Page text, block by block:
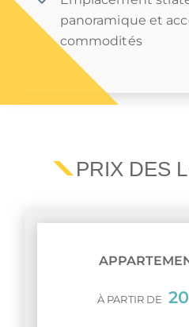
panoramique et
commodités
PRIX DES
À PARTIR DE